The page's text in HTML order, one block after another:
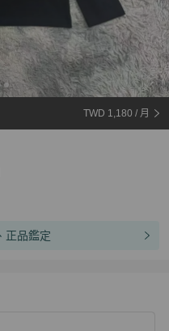
TWD 1,180 / 月
正品鑑定